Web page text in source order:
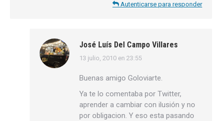
Autenticarse para responder
José Luís Del Campo Villares
dice:
13 julio, 2010 en 23:55
Buenas amigo Goloviarte.
Ya te lo comentaba por Twitter,
aprender a cambiar con ilusión y no
por obligacion. Y eso esta pasando